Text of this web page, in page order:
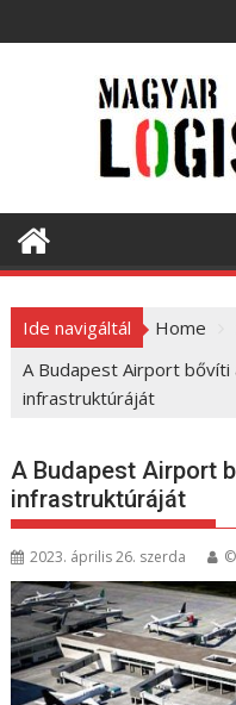
k
o
t
Ide navigáltál Home
A Budapest Airport
infrastruktúráját
A Budapest Airport
infrastruktúráját
2023. április 26. szerda ©